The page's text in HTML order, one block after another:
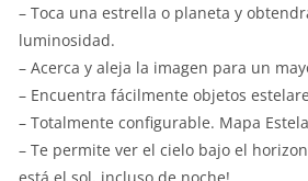
– Toca una estrella o planeta y
luminosidad.
– Acerca y aleja la imagen para un
– Encuentra fácilmente objetos
– Totalmente configurable. Mapa
– Te permite ver el cielo bajo el